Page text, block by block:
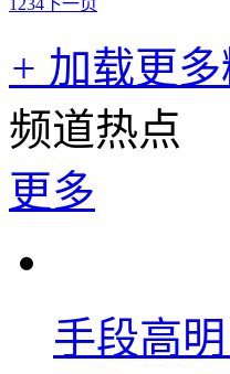
+ 加载更
频道热点
更多
手段高